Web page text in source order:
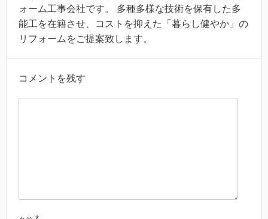
ォーム工事会社です。 多種多様な技術を保有した多
能工を在籍させ、コストを抑えた「暮らし健やか」の
リフォームをご提案致します。
コメントを残す